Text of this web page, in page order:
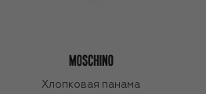
Хлопковая панама